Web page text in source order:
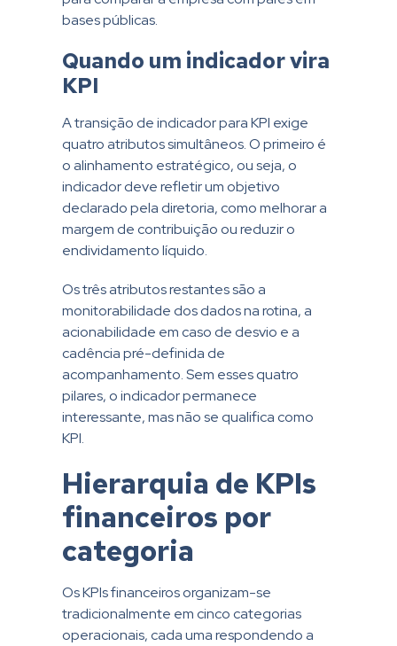
bases públicas.
Quando um indicador vira
KPI
A transição de indicador para KPI exige
quatro atributos simultâneos. O primeiro é
o alinhamento estratégico, ou seja, o
indicador deve refletir um objetivo
declarado pela diretoria, como melhorar a
margem de contribuição ou reduzir o
endividamento líquido.
Os três atributos restantes são a
monitorabilidade dos dados na rotina, a
acionabilidade em caso de desvio e a
cadência pré-definida de
acompanhamento. Sem esses quatro
pilares, o indicador permanece
interessante, mas não se qualifica como
KPI.
Hierarquia de KPIs
financeiros por
categoria
Os KPIs financeiros organizam-se
tradicionalmente em cinco categorias
operacionais, cada uma respondendo a